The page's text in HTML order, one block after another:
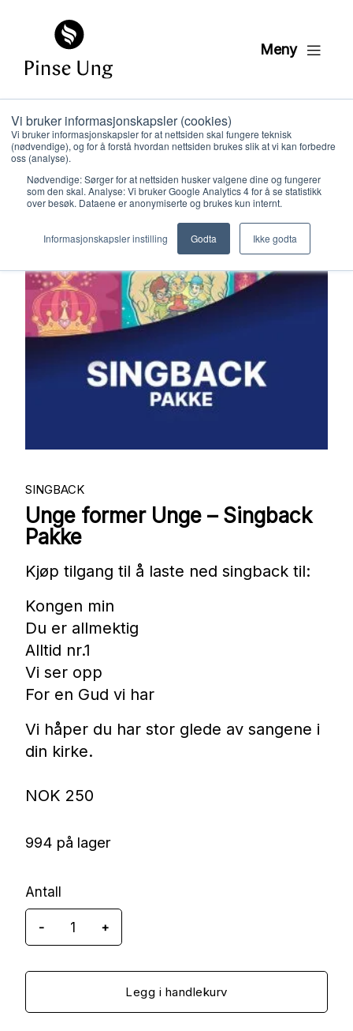
Vi bruker informasjonskapsler (cookies)
Vi bruker informasjonskapsler for at nettsiden skal fungere teknisk
(nødvendige), og for å forstå hvordan nettsiden brukes slik at vi kan forbedre
oss (analyse).
Nødvendige: Sørger for at nettsiden husker valgene dine og fungerer
som den skal. Analyse: Vi bruker Google Analytics 4 for å se statistikk
over besøk. Dataene er anonymiserte og brukes kun internt.
Informasjonskapsler instilling Godta Ikke godta
Meny
Pakke
SINGBACK
Unge former Unge – Singback
Pakke
Kjøp tilgang til å laste ned singback til:
Kongen min
Du er allmektig
Alltid nr.1
Vi ser opp
For en Gud vi har
Vi håper du har stor glede av sangene i
din kirke.
NOK 250
994 på lager
Antall
-
Unge
-
+
Legg i handlekurv
Hva vi gjør
Ressurser
Nettbutikk
Min konto